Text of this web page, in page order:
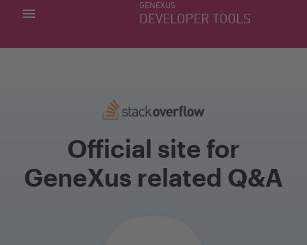
GENEXUS
DEVELOPER TOOLS
MINHAS APLICACÕES
Official site for
GeneXus related Q&A